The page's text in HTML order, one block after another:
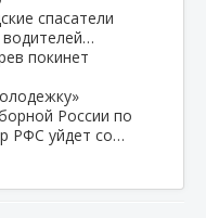
спасатели
покинет
России по
РФС уйдет со…